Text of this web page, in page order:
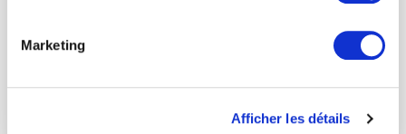
Marketing
Afficher les détails
Voir les formations